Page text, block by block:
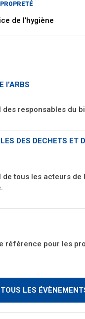
de l’hygiène
l’ARBS
responsables du
DES DECHETS ET
tous les acteurs de
référence pour les
TOUS LES